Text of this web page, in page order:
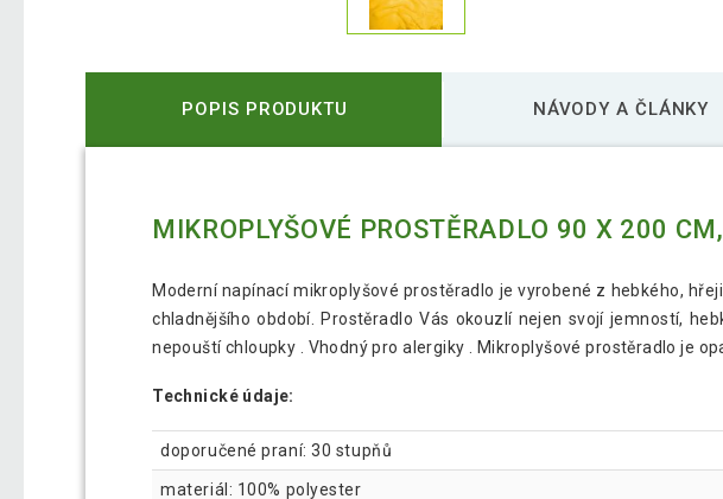
POPIS PRODUKTU NÁVODY A ČLÁNKY
MIKROPLYŠOVÉ PROSTĚRADLO 90 X 200
Moderní napínací mikroplyšové prostěradlo je vyrobené z hebkého,
chladnějšího období. Prostěradlo Vás okouzlí nejen svojí jemností,
nepouští chloupky . Vhodný pro alergiky . Mikroplyšové prostěradlo je
Technické údaje:
doporučené praní: 30 stupňů
materiál: 100% polyester